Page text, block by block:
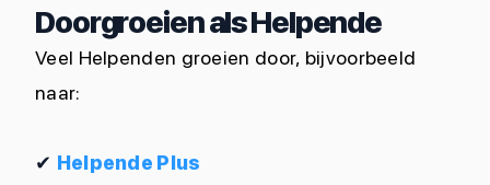
Doorgroeien als Helpende
Veel Helpenden groeien door, bijvoorbeeld
naar:
✔ Helpende Plus